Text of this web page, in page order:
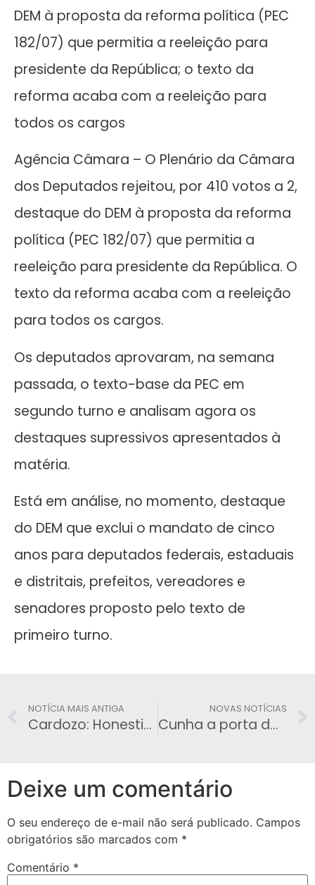
DEM à proposta da reforma política (PEC
182/07) que permitia a reeleição para
presidente da República; o texto da
reforma acaba com a reeleição para
todos os cargos
Agência Câmara – O Plenário da Câmara
dos Deputados rejeitou, por 410 votos a 2,
destaque do DEM à proposta da reforma
política (PEC 182/07) que permitia a
reeleição para presidente da República. O
texto da reforma acaba com a reeleição
para todos os cargos.
Os deputados aprovaram, na semana
passada, o texto-base da PEC em
segundo turno e analisam agora os
destaques supressivos apresentados à
matéria.
Está em análise, no momento, destaque
do DEM que exclui o mandato de cinco
anos para deputados federais, estaduais
e distritais, prefeitos, vereadores e
senadores proposto pelo texto de
primeiro turno.
NOTÍCIA MAIS ANTIGA
Cardozo: Honestidade de Dilma é inatácavel
NOVAS NOTÍCIAS
Cunha a porta da minha casa está aberta para a PF
Deixe um comentário
O seu endereço de e-mail não será publicado. Campos
obrigatórios são marcados com *
Comentário *